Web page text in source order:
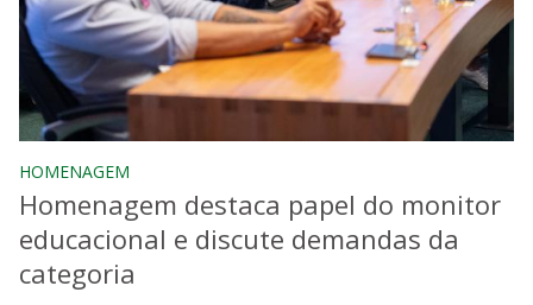
HOMENAGEM
Homenagem destaca papel do monitor
educacional e discute demandas da
categoria